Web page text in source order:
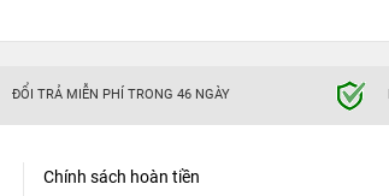
ĐỔI TRẢ MIỄN PHÍ TRONG 46 NGÀY
Chính sách hoàn tiền